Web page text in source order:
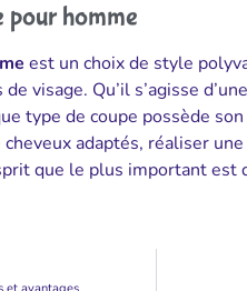
pour homme
est un choix de style
visage. Qu’il s’agisse
type de coupe possède
adaptés, réaliser
que le plus important